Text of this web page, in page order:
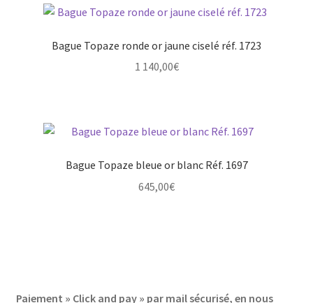
Bague Topaze ronde or jaune ciselé réf. 1723
1 140,00€
Bague Topaze bleue or blanc Réf. 1697
645,00€
Paiement » Click and pay » par mail sécurisé, en nous